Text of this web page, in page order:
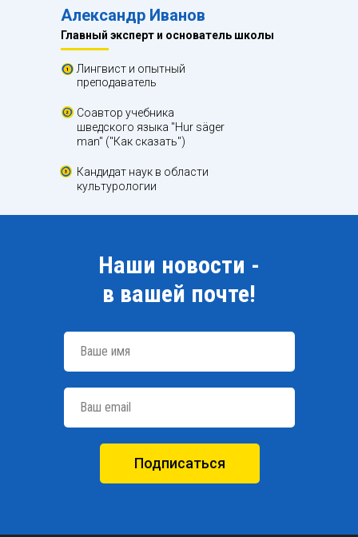
Александр Иванов
Кандидат наук в области
культурологии
Лингвист и опытный
преподаватель
Соавтор учебника
шведского языка "Hur säger
man" ("Как сказать")
Главный эксперт и основатель школы
Наши новости -
в вашей почте!
Подписаться